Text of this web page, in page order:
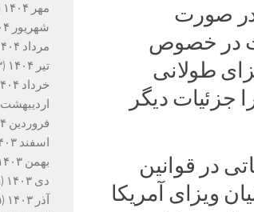
در صورت
در خصوص
طولانی
جزئیات دیگر
در قوانین
ویزای آمریکا
مهر ۱۴۰۴
شهریور ۱۴۰۴
مرداد ۱۴۰۴
تیر ۱۴۰۴
(۵۳)
خرداد ۱۴۰۴
اردیبهشت ۱۴۰۴
فروردین ۱۴۰۴
اسفند ۱۴۰۳
بهمن ۱۴۰۳
دی ۱۴۰۳
(۲۹)
آذر ۱۴۰۳
(۳۵)